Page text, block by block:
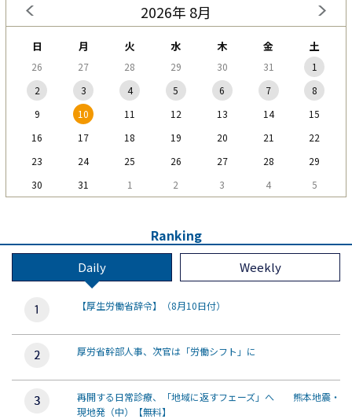
2026年 8月
日 月 火 水 木 金 土
26 27 28 29 30 31
1
2
3 4 5 6 7
8
9
10 11 12 13 14
15
16
17 18 19 20 21
22
23
24 25 26 27 28
29
30
31 1 2 3 4 5
Ranking
Daily Weekly
【厚生労働省辞令】（8月10日付）
厚労省幹部人事、次官は「労働シフト」に
再開する日常診療、「地域に返すフェーズ」へ 熊本地震・
現地発（中）【無料】